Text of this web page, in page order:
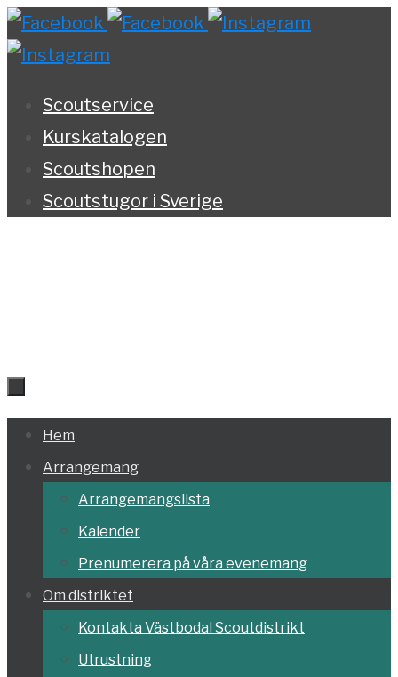
Hoppa
till
Scoutservice
Kurskatalogen
Scoutshopen
Scoutstugor i Sverige
Hoppa
till
innehållet
Hem
Arrangemang
Arrangemangslista
Kalender
Prenumerera på våra evenemang
Om distriktet
Kontakta Västbodal Scoutdistrikt
Utrustning